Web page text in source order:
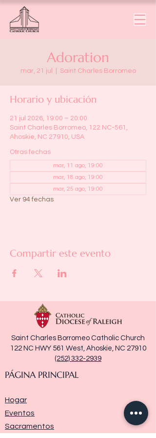
Adoration
mar, 21 jul Saint Charles Borromeo
Horario y ubicación
21 jul 2026, 19:00 – 20:00
Saint Charles Borromeo, 122 NC-561,
Ahoskie, NC 27910, USA
Otras fechas
mar, 11 ago, 19:00
mar, 18 ago, 19:00
mar, 25 ago, 19:00
Ver 94 fechas
Compartir este evento
Saint Charles Borromeo Catholic Church
122 NC HWY 561 West, Ahoskie, NC 27910
(252) 332-2939
PÁGINA PRINCIPAL
Hogar
Eventos
Sacramentos